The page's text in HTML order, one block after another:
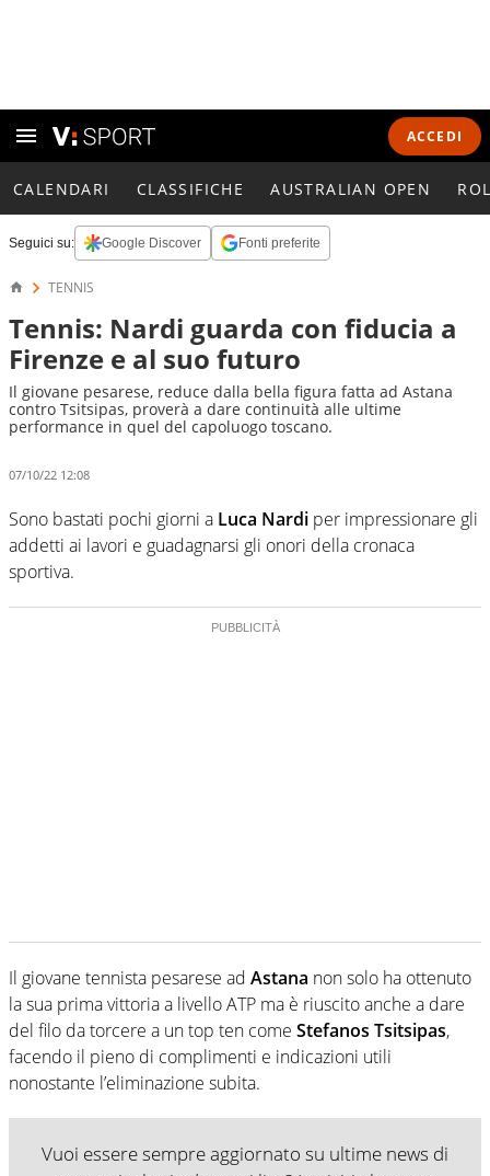
ACCEDI
CALENDARI CLASSIFICHE AUSTRALIAN OPEN
Seguici su: Google Discover Fonti preferite
TENNIS
Tennis: Nardi guarda con fiducia a
Firenze e al suo futuro
Il giovane pesarese, reduce dalla bella figura fatta ad Astana
contro Tsitsipas, proverà a dare continuità alle ultime
performance in quel del capoluogo toscano.
07/10/22 12:08
Sono bastati pochi giorni a Luca Nardi per impressionare gli
addetti ai lavori e guadagnarsi gli onori della cronaca
sportiva.
Il giovane tennista pesarese ad Astana non solo ha ottenuto
la sua prima vittoria a livello ATP ma è riuscito anche a dare
del filo da torcere a un top ten come Stefanos Tsitsipas,
facendo il pieno di complimenti e indicazioni utili
nonostante l’eliminazione subita.
Vuoi essere sempre aggiornato su ultime news di